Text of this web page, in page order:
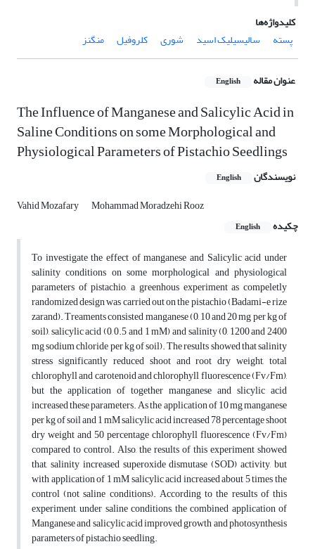
کلیدواژه‌ها
پسته
سالیسیلیک اسید شوری کلروفیل منگنز
عنوان مقاله English
The Influence of Manganese and Salicylic Acid in
Saline Conditions on some Morphological and
Physiological Parameters of Pistachio Seedlings
نویسندگان English
Vahid Mozafary
Mohammad Moradzehi Rooz
چکیده
English
To investigate the effect of manganese and Salicylic acid under
salinity conditions on some morphological and physiological
parameters of pistachio, a greenhous experiment as compeletly
randomized design was carried out on the pistachio (Badami-e rize
zarand). Treaments consisted manganese (0, 10 and 20 mg per kg of
soil), salicylic acid (0, 0.5 and 1 mM) and salinity (0, 1200 and 2400
mg sodium chloride per kg of soil). The results showed that salinity
stress significantly reduced shoot and root dry weight, total
chlorophyll and carotenoid and chlorophyll fluorescence (Fv/Fm),
but the application of together manganese and slicylic acid
increased these parameters. As the application of 10 mg manganese
per kg of soil and 1 mM salicylic acid increased 78 percentage shoot
dry weight and 50 percentage chlorophyll fluorescence (Fv/Fm)
compared to control. Also, the results of this experiment showed
that, salinity increased superoxide dismutase (SOD) activity, but
with application of 1 mM salicylic acid increased about 5 times the
control (not saline conditions). According to the results of this
experiment, under saline conditions, the combined application of
Manganese and salicylic acid improved growth and photosynthesis
parameters of pistachio seedling.